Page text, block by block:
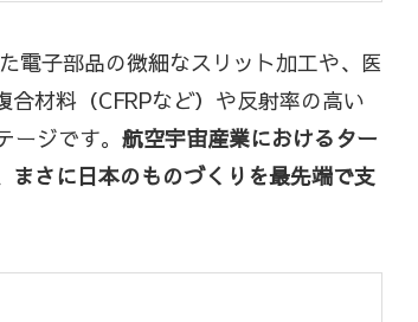
電子部品の微細なスリット加工や、医
材料（CFRPなど）や反射率の高い
ジです。 航空宇宙産業におけるター
まさに日本のものづくりを最先端で支